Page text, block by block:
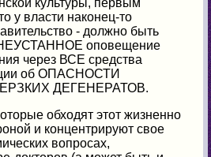
у власти наконец-то
- должно быть
оповещение
через ВСЕ средства
об ОПАСНОСТИ
ДЕГЕНЕРАТОВ.
обходят этот жизненно
и концентрируют свое
вопросах,